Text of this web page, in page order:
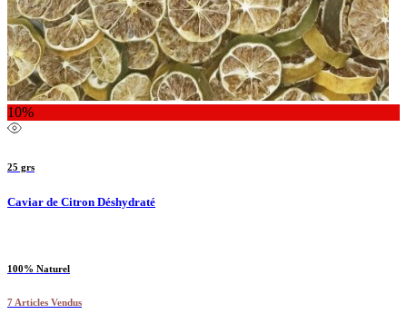
10%
25 grs
Caviar de Citron Déshydraté
100% Naturel
7 Articles Vendus